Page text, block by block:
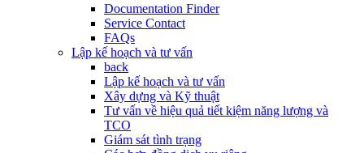
Documentation Finder
Service Contact
FAQs
Lập kế hoạch và tư vấn
back
Lập kế hoạch và tư vấn
Xây dựng và Kỹ thuật
Tư vấn về hiệu quả tiết kiệm năng lượng và
TCO
Giám sát tình trạng